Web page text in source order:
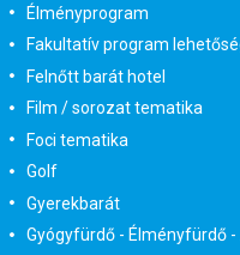
Élményprogram
Fakultatív program
Felnőtt barát hotel
Film / sorozat tematika
Foci tematika
Golf
Gyerekbarát
Gyógyfürdő - Élményfürdő